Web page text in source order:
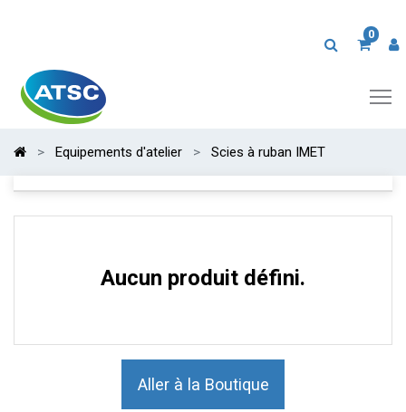
0
Equipements d'atelier Scies à ruban IMET
Aucun produit défini.
Aller à la Boutique